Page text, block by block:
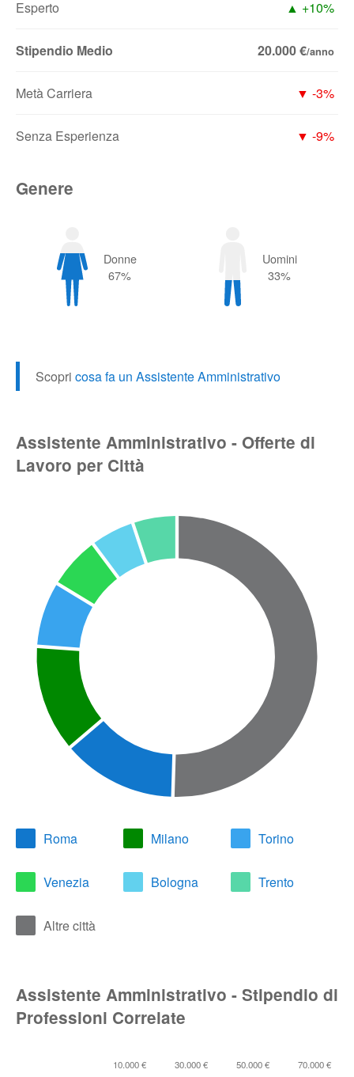
Esperto ▲ +10%
Stipendio Medio 20.000 €/anno
Metà Carriera ▼ -3%
Senza Esperienza ▼ -9%
Genere
Donne
67%
Uomini
33%
Scopri cosa fa un Assistente Amministrativo
Assistente Amministrativo - Offerte di
Lavoro per Città
Roma Milano Torino
Venezia Bologna Trento
Altre città
Assistente Amministrativo - Stipendio di
Professioni Correlate
10.000 € 30.000 € 50.000 € 70.000 €